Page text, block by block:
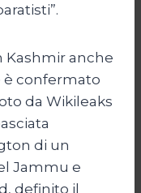
Kashmir anche
è confermato
da Wikileaks
di un
Jammu e
definito il